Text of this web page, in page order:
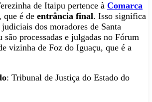
de Itaipu pertence à Comarca
, que é de entrância final. Isso significa
judiciais dos moradores de Santa
são processadas e julgadas no Fórum
vizinha de Foz do Iguaçu, que é a
: Tribunal de Justiça do Estado do